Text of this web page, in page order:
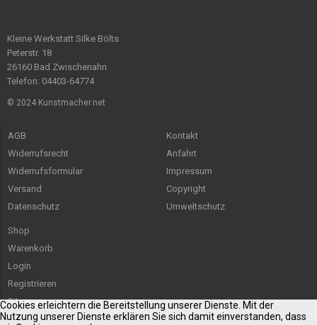
Kleine Werkstatt Silke Bölts
Peterstr. 18
26160 Bad Zwischenahn
Telefon: 04403-64774
© 2024 Kunstmacher.net
AGB
Widerrufsrecht
Widerrufsformular
Versand
Datenschutz
Kontakt
Anfahrt
Impressum
Copyright
Umweltschutz
Shop
Warenkorb
Login
Registrieren
Sitemap
Cookies erleichtern die Bereitstellung unserer Dienste. Mit der
Nutzung unserer Dienste erklären Sie sich damit einverstanden, dass